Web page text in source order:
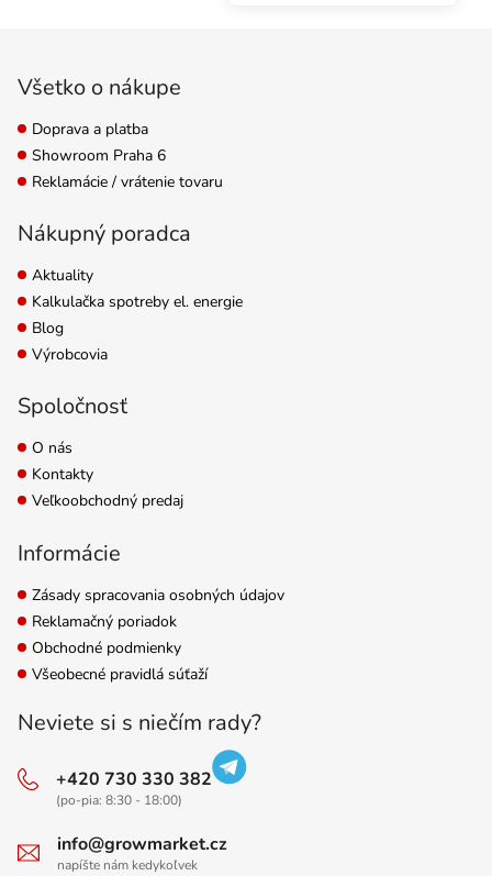
Všetko o nákupe
Doprava a platba
Showroom Praha 6
Reklamácie / vrátenie tovaru
Nákupný poradca
Aktuality
Kalkulačka spotreby el. energie
Blog
Výrobcovia
Spoločnosť
O nás
Kontakty
Veľkoobchodný predaj
Informácie
Zásady spracovania osobných údajov
Reklamačný poriadok
Obchodné podmienky
Všeobecné pravidlá súťaží
Neviete si s niečím rady?
+420 730 330 382
(po-pia: 8:30 - 18:00)
info@growmarket.cz
napíšte nám kedykoľvek